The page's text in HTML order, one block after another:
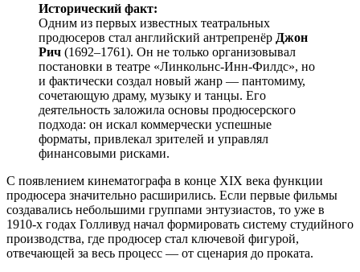
Исторический факт:
Одним из первых известных театральных
продюсеров стал английский антрепренёр Джон
Рич (1692–1761). Он не только организовывал
постановки в театре «Линкольнс-Инн-Филдс», но
и фактически создал новый жанр — пантомиму,
сочетающую драму, музыку и танцы. Его
деятельность заложила основы продюсерского
подхода: он искал коммерчески успешные
форматы, привлекал зрителей и управлял
финансовыми рисками.
С появлением кинематографа в конце XIX века функции
продюсера значительно расширились. Если первые фильмы
создавались небольшими группами энтузиастов, то уже в
1910-х годах Голливуд начал формировать систему студийного
производства, где продюсер стал ключевой фигурой,
отвечающей за весь процесс — от сценария до проката.